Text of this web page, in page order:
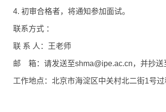
4. 初审合格者，将通知参加面试。
联系方式 ：
联 系 人：王老师
邮 箱： 请发送至shma@ipe.ac.cn，并抄
工作地点：北京市海淀区中关村北二街1号过